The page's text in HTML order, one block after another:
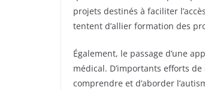
projets destinés à faciliter
tentent d’allier formation des
Également, le passage d’une
médical. D’importants efforts
comprendre et d’aborder